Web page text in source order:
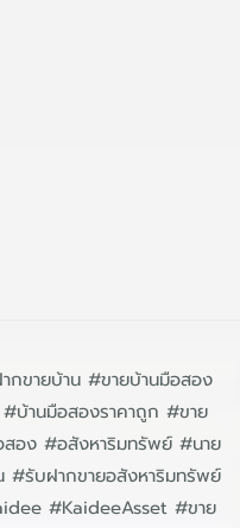
ขายบ้าน #ขายบ้านมือสอง
บ้านมือสองราคาถูก #ขาย
อง #อสังหาริมทรัพย์ #นาย
#รับฝากขายอสังหาริมทรัพย์
#KaideeAsset #ขาย